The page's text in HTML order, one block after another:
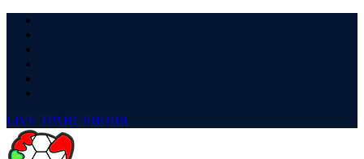
LIVE ТРАНСЛЯЦИЯ